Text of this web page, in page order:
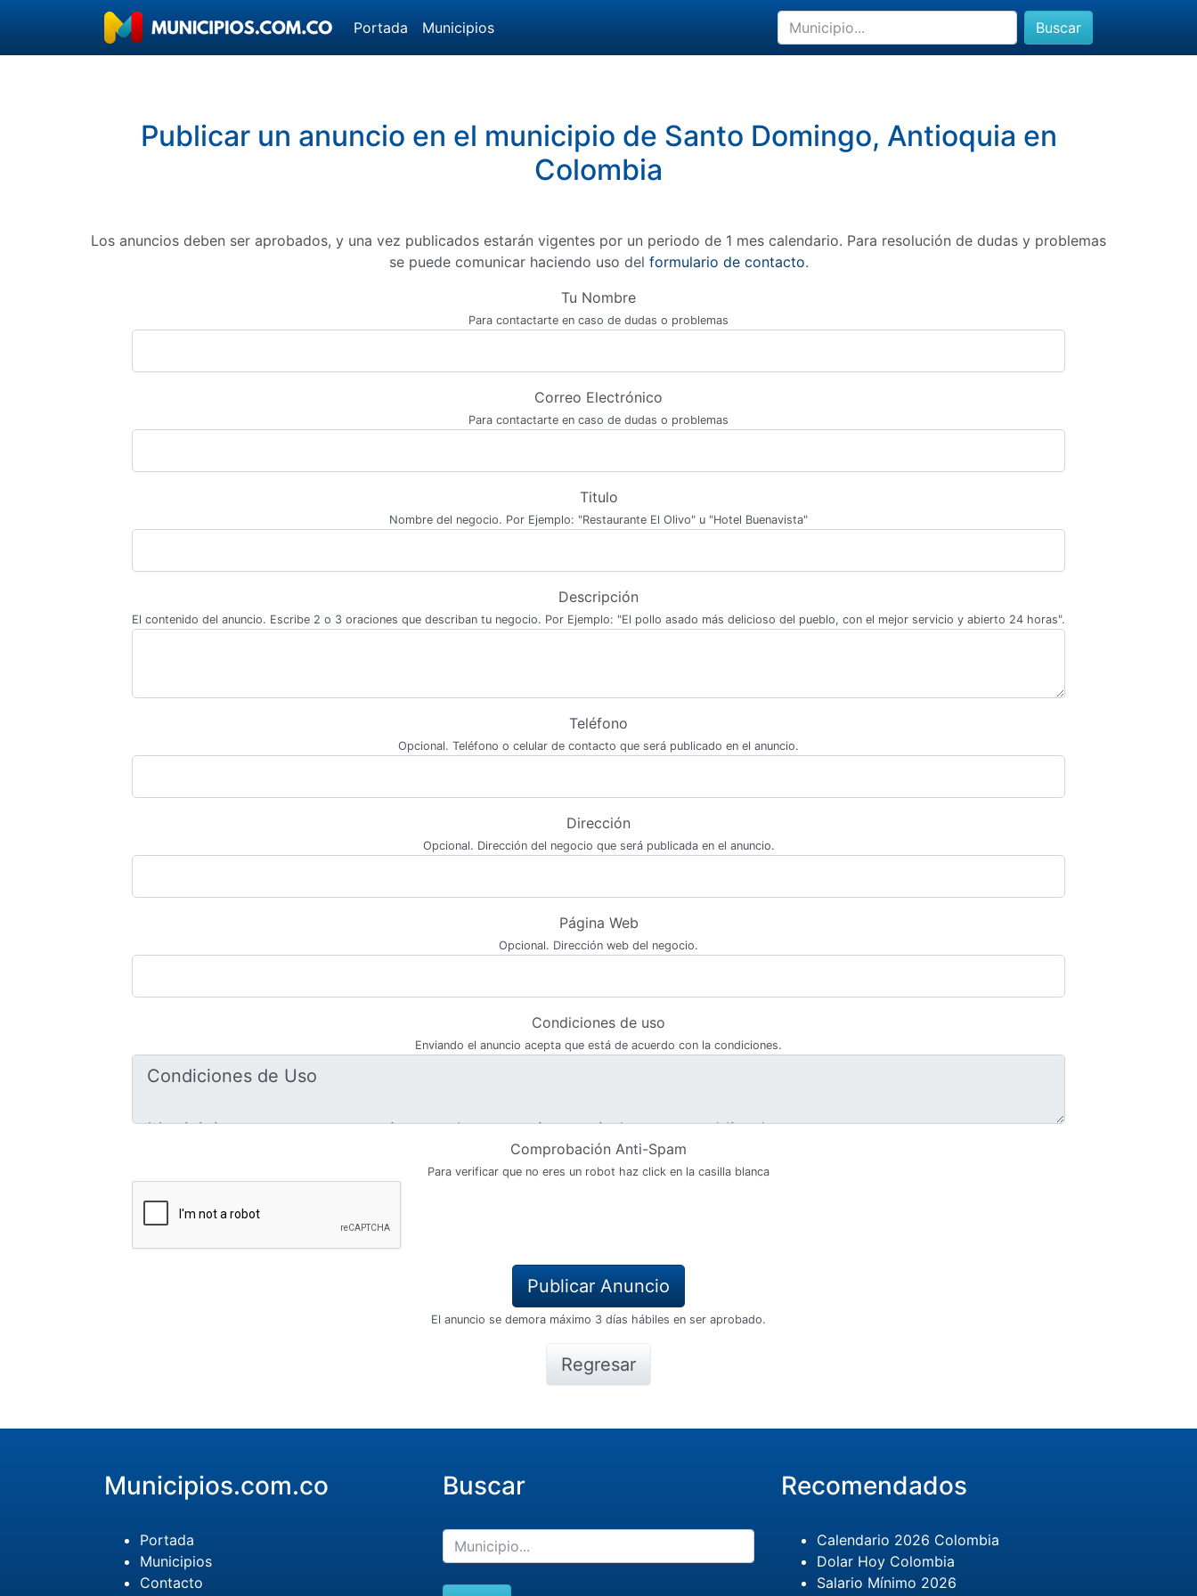
Portada Municipios Buscar
Publicar un anuncio en el municipio de Santo Domingo, Antioquia en
Colombia
Los anuncios deben ser aprobados, y una vez publicados estarán vigentes por un periodo de 1 mes calendario. Para resolución de dudas y problemas
se puede comunicar haciendo uso del formulario de contacto.
Tu Nombre
Para contactarte en caso de dudas o problemas
Correo Electrónico
Para contactarte en caso de dudas o problemas
Titulo
Nombre del negocio. Por Ejemplo: "Restaurante El Olivo" u "Hotel Buenavista"
Descripción
El contenido del anuncio. Escribe 2 o 3 oraciones que describan tu negocio. Por Ejemplo: "El pollo asado más delicioso del pueblo, con el mejor servicio y abierto 24 horas".
Teléfono
Opcional. Teléfono o celular de contacto que será publicado en el anuncio.
Dirección
Opcional. Dirección del negocio que será publicada en el anuncio.
Página Web
Opcional. Dirección web del negocio.
Condiciones de uso
Enviando el anuncio acepta que está de acuerdo con la condiciones.
Comprobación Anti-Spam
Para verificar que no eres un robot haz click en la casilla blanca
El anuncio se demora máximo 3 días hábiles en ser aprobado.
Regresar
Municipios.com.co
Portada
Municipios
Contacto
Buscar Recomendados
Calendario 2026 Colombia
Dolar Hoy Colombia
Salario Mínimo 2026